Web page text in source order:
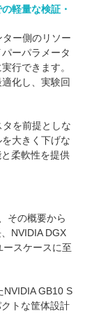
軽量な検証・
ー側のリソー
ーパラメータ
行できます。
化し、実験回
を前提としな
大きく下げな
柔軟性を提供
その概要から
NVIDIA DGX
スケースに至
GB10 S
トな筐体設計